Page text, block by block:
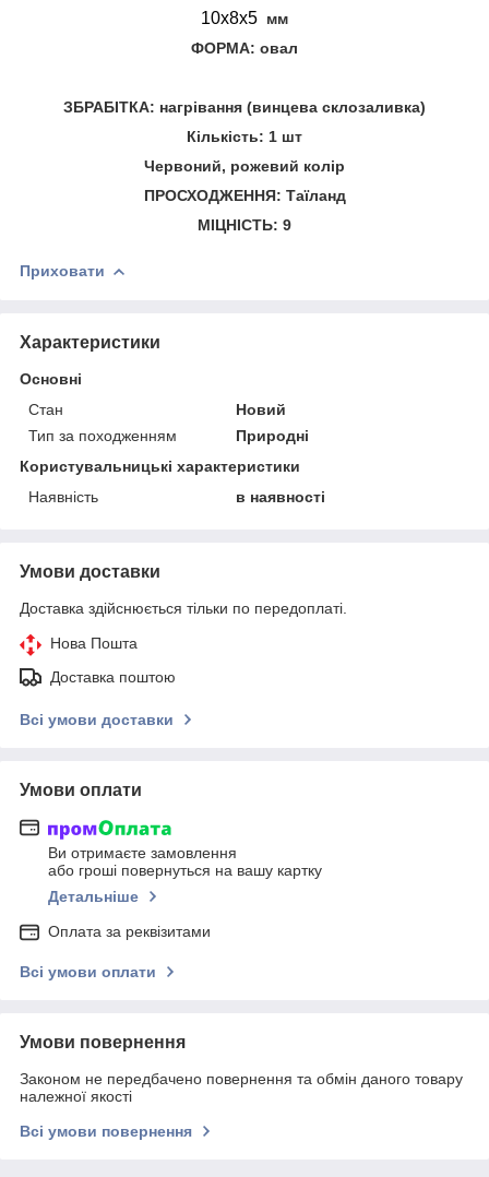
10х8х5 мм
ФОРМА: овал
ЗБРАБІТКА: нагрівання (винцева склозаливка)
Кількість: 1 шт
Червоний, рожевий колір
ПРОСХОДЖЕННЯ: Таїланд
МІЦНІСТЬ: 9
Приховати
Характеристики
Основні
Стан
Новий
Тип за походженням
Природні
Користувальницькі характеристики
Наявність
в наявності
Умови доставки
Доставка здійснюється тільки по передоплаті.
Нова Пошта
Доставка поштою
Всі умови доставки
Умови оплати
Ви отримаєте замовлення
або гроші повернуться на вашу картку
Детальніше
Оплата за реквізитами
Всі умови оплати
Умови повернення
Законом не передбачено повернення та обмін даного товару
належної якості
Всі умови повернення